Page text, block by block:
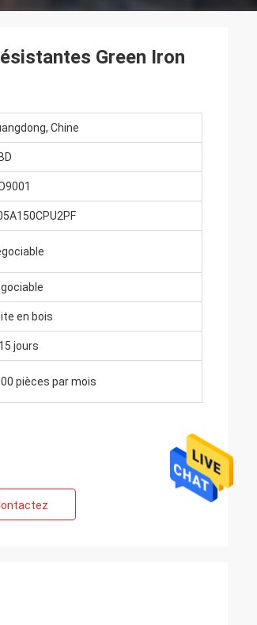
Green Iron
Chine
en bois
jours
pièces par mois